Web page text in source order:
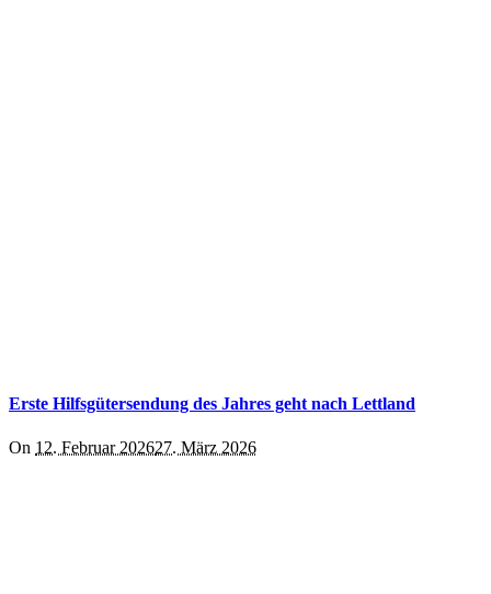
Erste Hilfsgütersendung des Jahres geht nach Lettland
On 12. Februar 202627. März 2026